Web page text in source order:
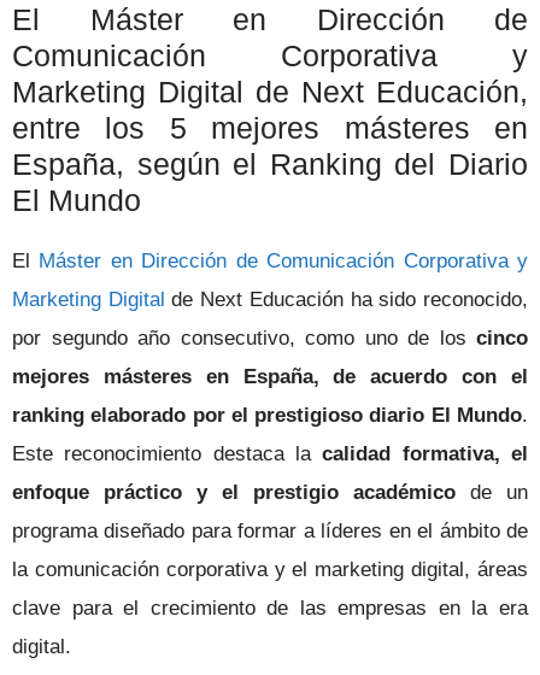
El Máster en Dirección de
Comunicación Corporativa y
Marketing Digital de Next Educación,
entre los 5 mejores másteres en
España, según el Ranking del Diario
El Mundo
El Máster en Dirección de Comunicación Corporativa y
Marketing Digital de Next Educación ha sido reconocido,
por segundo año consecutivo, como uno de los cinco
mejores másteres en España, de acuerdo con el
ranking elaborado por el prestigioso diario El Mundo.
Este reconocimiento destaca lacalidad formativa, el
enfoque práctico y el prestigio académico de un
programa diseñado para formar a líderes en el ámbito de
la comunicación corporativa y el marketing digital, áreas
clave para el crecimiento de las empresas en la era
digital.